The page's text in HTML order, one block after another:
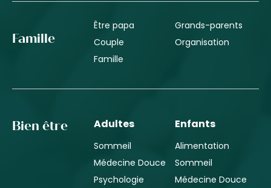
Famille
Être papa
Couple
Famille
Grands-parents
Organisation
Bien être Adultes
Sommeil
Médecine Douce
Psychologie
Enfants
Alimentation
Sommeil
Médecine Douce